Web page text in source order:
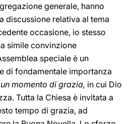
generale, hanno
discussione relativa al tema
occasione, io stesso
simile convinzione
speciale è un
di fondamentale importanza
momento di grazia, in cui Dio
Tutta la Chiesa è invitata a
tempo di grazia, ad